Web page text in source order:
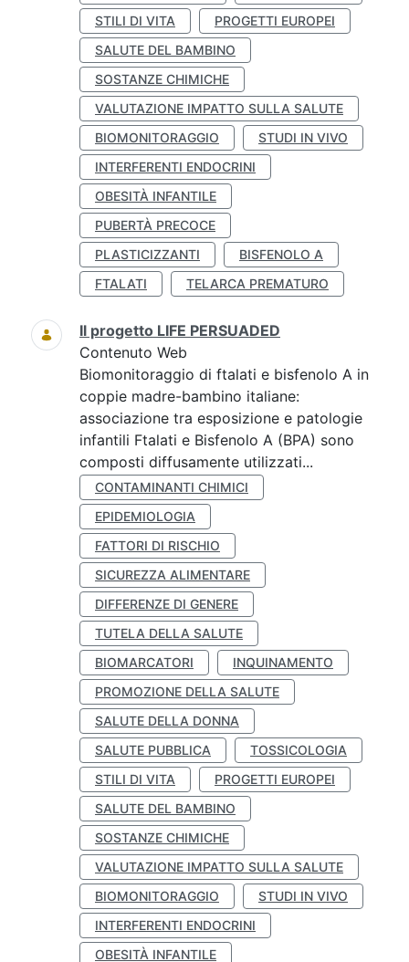
STILI DI VITA
PROGETTI EUROPEI
SALUTE DEL BAMBINO
SOSTANZE CHIMICHE
VALUTAZIONE IMPATTO SULLA SALUTE
BIOMONITORAGGIO
STUDI IN VIVO
INTERFERENTI ENDOCRINI
OBESITÀ INFANTILE
PUBERTÀ PRECOCE
PLASTICIZZANTI
BISFENOLO A
FTALATI
TELARCA PREMATURO
Il progetto LIFE PERSUADED
Contenuto Web
Biomonitoraggio di ftalati e bisfenolo A in
coppie madre-bambino italiane:
associazione tra esposizione e patologie
infantili Ftalati e Bisfenolo A (BPA) sono
composti diffusamente utilizzati...
CONTAMINANTI CHIMICI
EPIDEMIOLOGIA
FATTORI DI RISCHIO
SICUREZZA ALIMENTARE
DIFFERENZE DI GENERE
TUTELA DELLA SALUTE
BIOMARCATORI
INQUINAMENTO
PROMOZIONE DELLA SALUTE
SALUTE DELLA DONNA
SALUTE PUBBLICA
TOSSICOLOGIA
STILI DI VITA
PROGETTI EUROPEI
SALUTE DEL BAMBINO
SOSTANZE CHIMICHE
VALUTAZIONE IMPATTO SULLA SALUTE
BIOMONITORAGGIO
STUDI IN VIVO
INTERFERENTI ENDOCRINI
OBESITÀ INFANTILE